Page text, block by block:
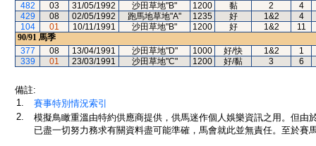
482
03 31/05/1992 沙田草地"B" 1200 黏 2
4
429
08 02/05/1992 跑馬地草地"A" 1235 好 1&2
4
104
01 10/11/1991 沙田草地"B" 1200 好 1&2
11
90/91 馬季
377
08 13/04/1991 沙田草地"D" 1000 好/快 1&2
1
339
01 23/03/1991 沙田草地"C" 1200 好/黏 3 6
備註:
1.
賽事特別情況索引
2.
模擬鳥瞰重溫由特約供應商提供，供馬迷作個人娛樂資訊之用。但
已盡一切努力務求有關資料盡可能準確，馬會就此並無責任。至於賽